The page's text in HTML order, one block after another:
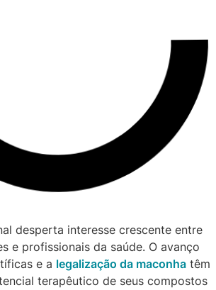
desperta interesse crescente entre
e profissionais da saúde. O avanço
e a legalização da maconha têm
terapêutico de seus compostos